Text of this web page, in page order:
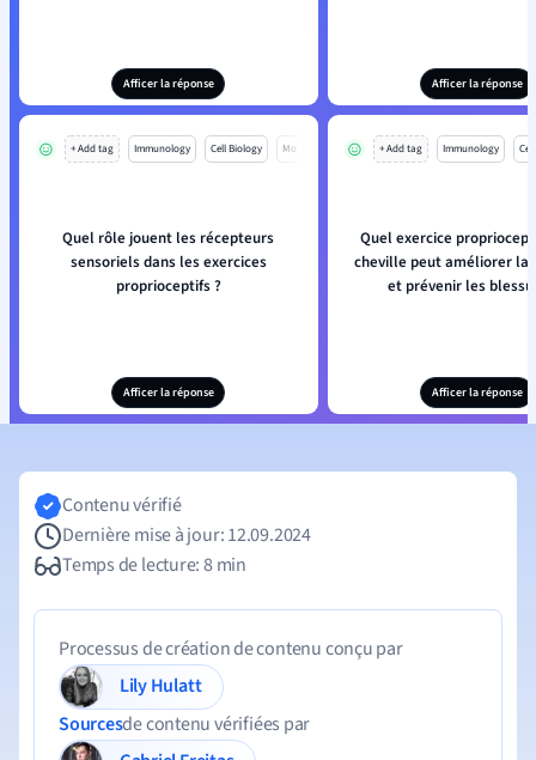
Afficer la réponse Afficer la réponse
+ Add tag Immunology Cell Biology Mo
Quel rôle jouent les récepteurs
sensoriels dans les exercices
proprioceptifs ?
Afficer la réponse
+ Add tag Immunology
Quel exercice
cheville peut améliorer la
et prévenir les
Afficer la réponse
Contenu vérifié
Dernière mise à jour: 12.09.2024
Temps de lecture: 8 min
Processus de création de contenu conçu par
Lily Hulatt
Sourcesde contenu vérifiées par